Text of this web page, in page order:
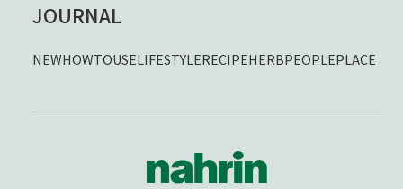
JOURNAL
NEWHOWTOUSELIFESTYLERECIPEHERBPEOPLEPLACE